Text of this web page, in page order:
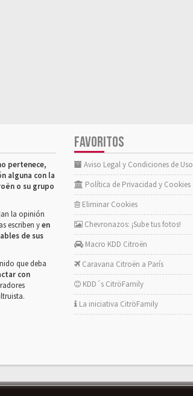
pertenece,
alguna con la
o su grupo
la opinión
escriben yen
de sus
que deba
con
FAVORITOS
Aviso Legal y Condiciones de Uso
Política de Privacidad y Cookies
Eliminar Cookies
Chevronazos: ¡Sube tus fotos!
Macro KDD Citroën
Caravana Citroën a París
KDD´s CitröFamily
La iniciativa CitröFamily